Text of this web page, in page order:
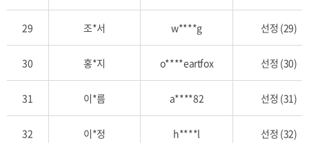
29 조*서 w****g 선정 (29)
30 홍*지 o****eartfox 선정 (30)
31 이*름 a****82 선정 (31)
32 이*정 h****l 선정 (32)